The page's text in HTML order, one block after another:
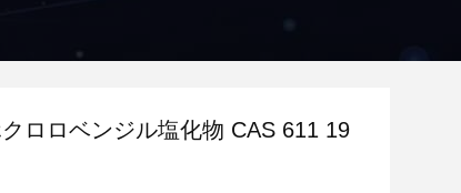
ロロベンジル塩化物 CAS 611 19